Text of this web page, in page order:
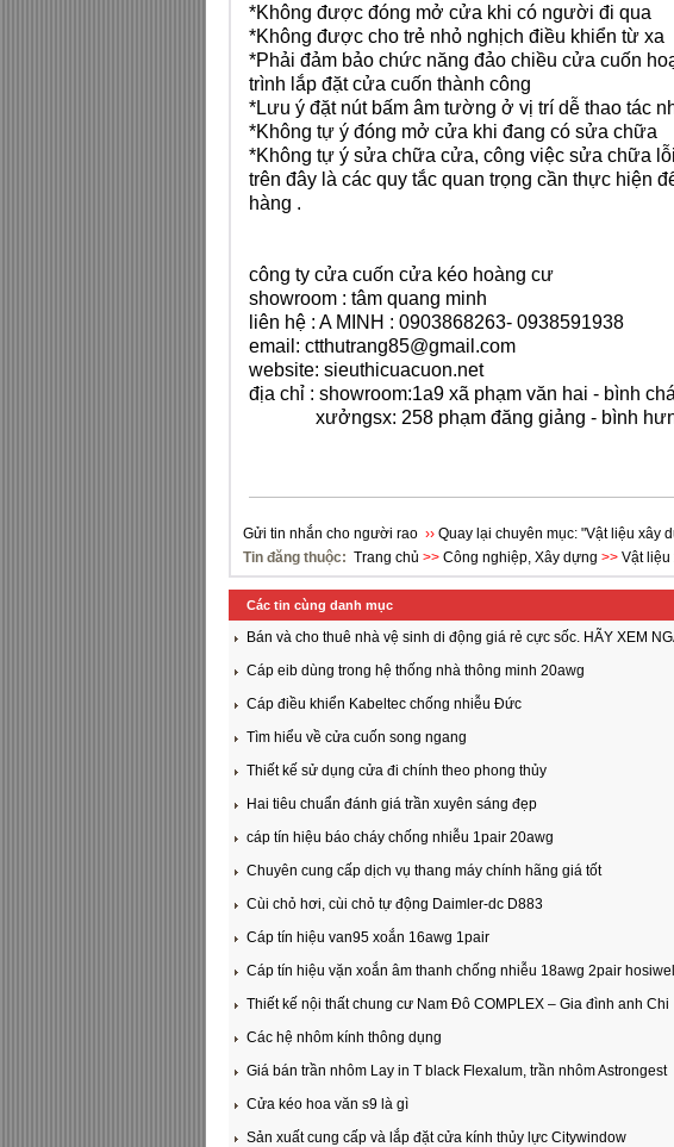
*Không được đóng mở cửa khi có người đi qua
*Không được cho trẻ nhỏ nghịch điều khiển từ xa
*Phải đảm bảo chức năng đảo chiều cửa cuốn
trình lắp đặt cửa cuốn thành công
*Lưu ý đặt nút bấm âm tường ở vị trí dễ thao tác
*Không tự ý đóng mở cửa khi đang có sửa chữa
*Không tự ý sửa chữa cửa, công việc sửa chữa
trên đây là các quy tắc quan trọng cần thực hiện
hàng .
công ty cửa cuốn cửa kéo hoàng cư
showroom : tâm quang minh
liên hệ : A MINH : 0903868263- 0938591938
email: ctthutrang85@gmail.com
website: sieuthicuacuon.net
địa chỉ : showroom:1a9 xã phạm văn hai - bình
xưởngsx: 258 phạm đăng giảng - bình
Gửi tin nhắn cho người rao ›› Quay lại chuyên mục: "Vật liệu xây
Tin đăng thuộc: Trang chủ >> Công nghiệp, Xây dựng >> Vật liệu
Các tin cùng danh mục
Bán và cho thuê nhà vệ sinh di động giá rẻ cực sốc. HÃY XEM
Cáp eib dùng trong hệ thống nhà thông minh 20awg
Cáp điều khiển Kabeltec chống nhiễu Đức
Tìm hiểu về cửa cuốn song ngang
Thiết kế sử dụng cửa đi chính theo phong thủy
Hai tiêu chuẩn đánh giá trần xuyên sáng đẹp
cáp tín hiệu báo cháy chống nhiễu 1pair 20awg
Chuyên cung cấp dịch vụ thang máy chính hãng giá tốt
Cùi chỏ hơi, cùi chỏ tự động Daimler-dc D883
Cáp tín hiệu van95 xoắn 16awg 1pair
Cáp tín hiệu vặn xoắn âm thanh chống nhiễu 18awg 2pair hosiwell
Thiết kế nội thất chung cư Nam Đô COMPLEX – Gia đình anh Chi
Các hệ nhôm kính thông dụng
Giá bán trần nhôm Lay in T black Flexalum, trần nhôm Astrongest
Cửa kéo hoa văn s9 là gì
Sản xuất cung cấp và lắp đặt cửa kính thủy lực Citywindow